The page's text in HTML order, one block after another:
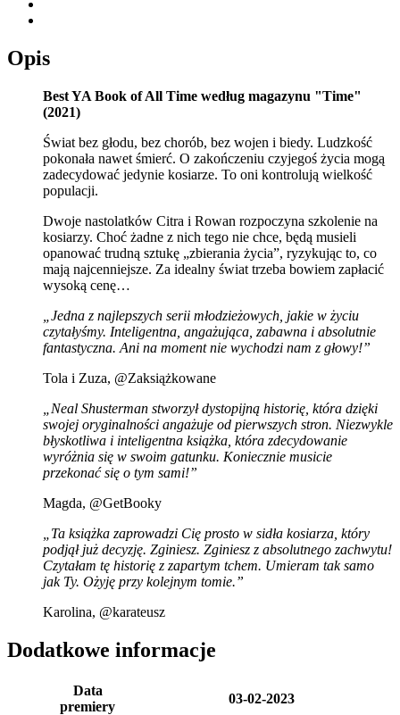
Opis
Best YA Book of All Time według magazynu "Time"
(2021)
Świat bez głodu, bez chorób, bez wojen i biedy. Ludzkość
pokonała nawet śmierć. O zakończeniu czyjegoś życia mogą
zadecydować jedynie kosiarze. To oni kontrolują wielkość
populacji.
Dwoje nastolatków Citra i Rowan rozpoczyna szkolenie na
kosiarzy. Choć żadne z nich tego nie chce, będą musieli
opanować trudną sztukę „zbierania życia”, ryzykując to, co
mają najcenniejsze. Za idealny świat trzeba bowiem zapłacić
wysoką cenę…
„Jedna z najlepszych serii młodzieżowych, jakie w życiu
czytałyśmy. Inteligentna, angażująca, zabawna i absolutnie
fantastyczna. Ani na moment nie wychodzi nam z głowy!”
Tola i Zuza, @Zaksiążkowane
„Neal Shusterman stworzył dystopijną historię, która dzięki
swojej oryginalności angażuje od pierwszych stron. Niezwykle
błyskotliwa i inteligentna książka, która zdecydowanie
wyróżnia się w swoim gatunku. Koniecznie musicie
przekonać się o tym sami!”
Magda, @GetBooky
„Ta książka zaprowadzi Cię prosto w sidła kosiarza, który
podjął już decyzję. Zginiesz. Zginiesz z absolutnego zachwytu!
Czytałam tę historię z zapartym tchem. Umieram tak samo
jak Ty. Ożyję przy kolejnym tomie.”
Karolina, @karateusz
Dodatkowe informacje
Data
premiery
03-02-2023